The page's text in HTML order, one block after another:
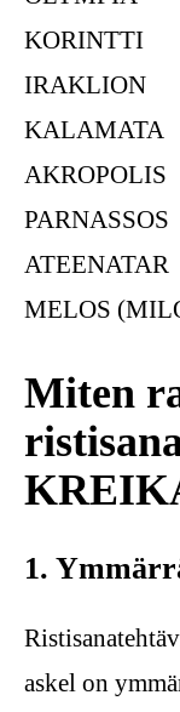
KORINTTI
IRAKLION
KALAMATA
AKROPOLIS
PARNASSOS
ATEENATAR
MELOS
Miten
1.
askel on